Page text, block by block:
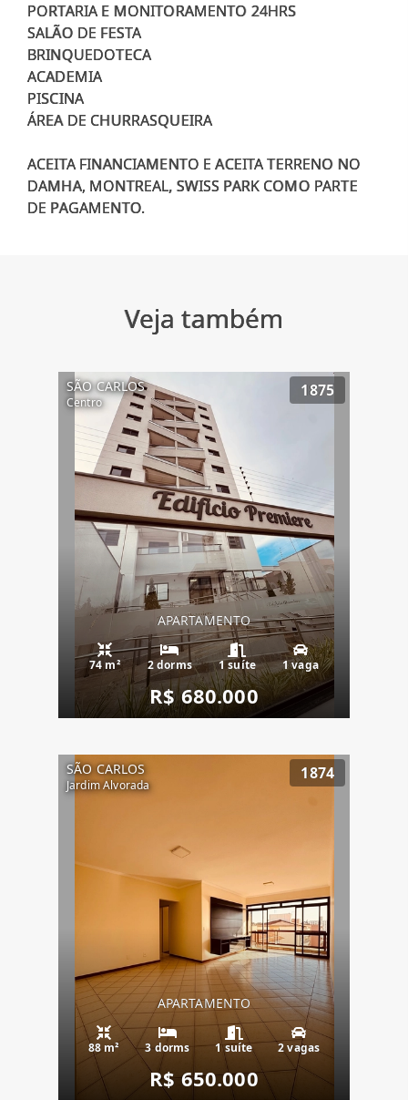
PORTARIA E MONITORAMENTO 24HRS
SALÃO DE FESTA
BRINQUEDOTECA
ACADEMIA
PISCINA
ÁREA DE CHURRASQUEIRA
ACEITA FINANCIAMENTO E ACEITA TERRENO NO
DAMHA, MONTREAL, SWISS PARK COMO PARTE
DE PAGAMENTO.
Veja também
SÃO CARLOS
Centro
1875
APARTAMENTO
74 m² 2 dorms 1 suíte 1 vaga
R$ 680.000
SÃO CARLOS
Jardim Alvorada
1874
APARTAMENTO
88 m² 3 dorms 1 suíte 2 vagas
R$ 650.000